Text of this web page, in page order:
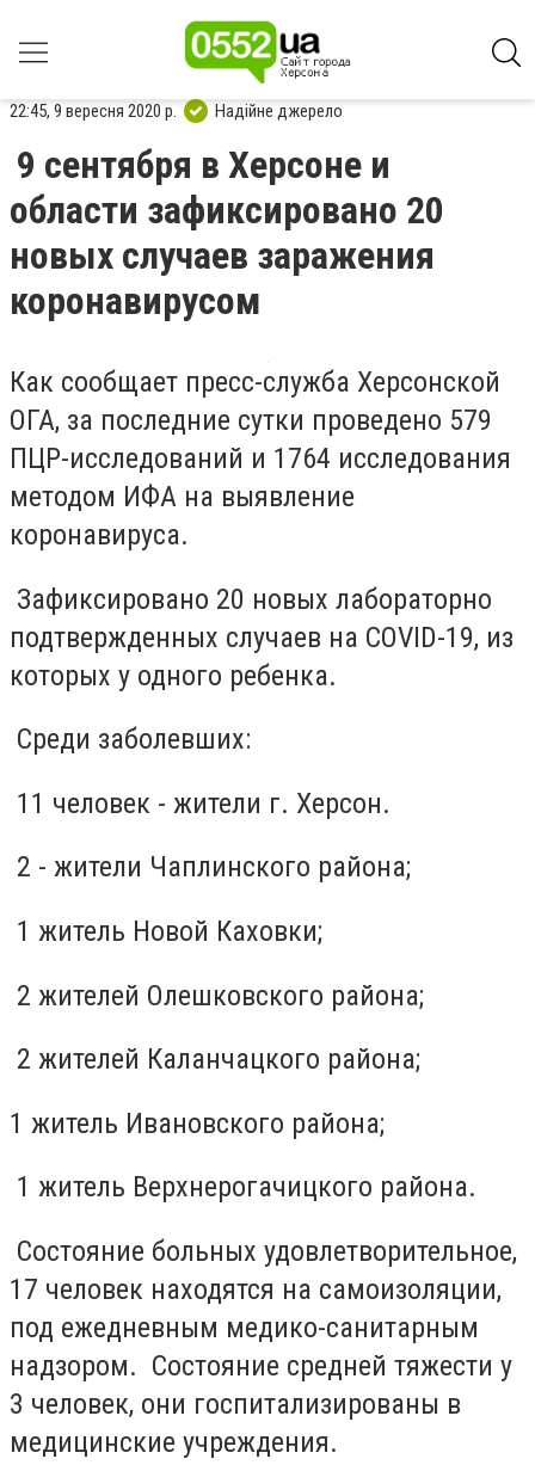
22:45, 9 вересня 2020 р. Надійне джерело
9 сентября в Херсоне и
области зафиксировано 20
новых случаев заражения
коронавирусом
Как сообщает пресс-служба Херсонской
ОГА, за последние сутки проведено 579
ПЦР-исследований и 1764 исследования
методом ИФА на выявление
коронавируса.
Зафиксировано 20 новых лабораторно
подтвержденных случаев на COVID-19, из
которых у одного ребенка.
Среди заболевших:
11 человек - жители г. Херсон.
2 - жители Чаплинского района;
1 житель Новой Каховки;
2 жителей Олешковского района;
2 жителей Каланчацкого района;
1 житель Ивановского района;
1 житель Верхнерогачицкого района.
Состояние больных удовлетворительное,
17 человек находятся на самоизоляции,
под ежедневным медико-санитарным
надзором. Состояние средней тяжести у
3 человек, они госпитализированы в
медицинские учреждения.